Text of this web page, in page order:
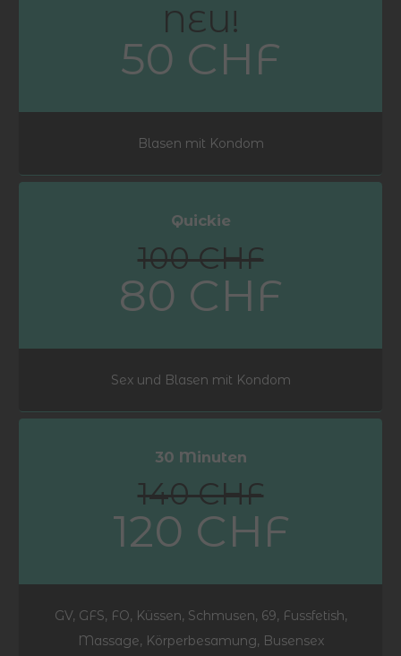
NEU!
50 CHF
Blasen mit Kondom
Quickie
100 CHF
80 CHF
Sex und Blasen mit Kondom
30 Minuten
140 CHF
120 CHF
GV, GFS, FO, Küssen, Schmusen, 69, Fussfetish,
Massage, Körperbesamung, Busensex